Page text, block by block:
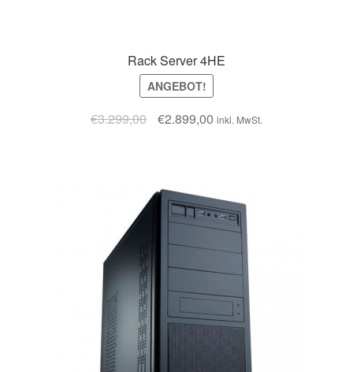
Rack Server 4HE
ANGEBOT!
€3.299,00 €2.899,00 inkl. MwSt.